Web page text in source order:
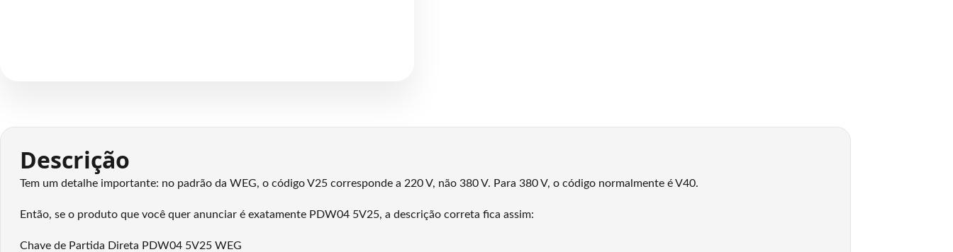
Descrição
Tem um detalhe importante: no padrão da WEG, o código V25 corresponde a 220 V, não 380 V. Para 380 V, o código normalmente é V40.
Então, se o produto que você quer anunciar é exatamente PDW04 5V25, a descrição correta fica assim:
Chave de Partida Direta PDW04 5V25 WEG